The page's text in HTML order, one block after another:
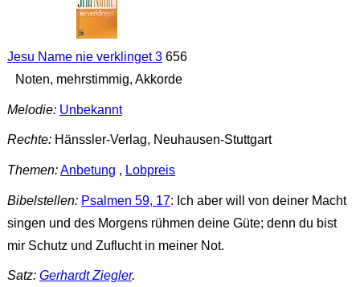
Jesu Name nie verklinget 3656
Noten, mehrstimmig, Akkorde
Melodie: Unbekannt
Rechte:Hänssler-Verlag, Neuhausen-Stuttgart
Themen:Anbetung , Lobpreis
Bibelstellen: Psalmen 59, 17: Ich aber will von deiner Macht
singen und des Morgens rühmen deine Güte; denn du bist
mir Schutz und Zuflucht in meiner Not.
Satz: Gerhardt Ziegler.